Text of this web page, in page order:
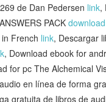
de Dan Pedersen link,
PACK
French link, Descargar
, Download ebook for
for pc The Alchemical
en línea de forma
gratuita de libros de